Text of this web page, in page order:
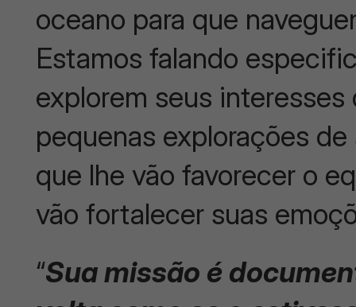
oceano para que
Estamos falando
explorem seus
pequenas explorações
que lhe vão favorecer o
vão fortalecer suas
“Sua missão é